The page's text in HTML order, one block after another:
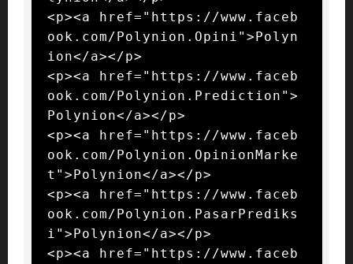
<p><a href="https://www.faceb
ook.com/Polynion.Opini">Polyn
ion</a></p>
<p><a href="https://www.faceb
ook.com/Polynion.Prediction">
Polynion</a></p>
<p><a href="https://www.faceb
ook.com/Polynion.OpinionMarke
t">Polynion</a></p>
<p><a href="https://www.faceb
ook.com/Polynion.PasarPrediks
i">Polynion</a></p>
<p><a href="https://www.faceb